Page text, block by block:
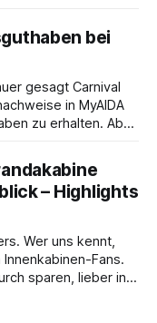
Richtung Koblenz
bei
gesagt Carnival
in MyAIDA
zu erhalten. Ab
Bereits vor
gestrichen, das
– Highlights
Wer uns kennt,
Fans.
sparen, lieber in
letzten Reisen